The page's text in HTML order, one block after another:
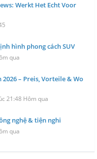
Werkt Het Echt Voor
hình phong cách SUV
qua
– Preis, Vorteile & Wo
21:48 Hôm qua
nghệ & tiện nghi
qua